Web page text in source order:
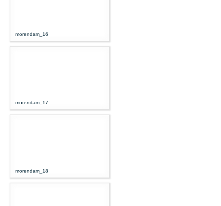
morendam_16
morendam_17
morendam_18